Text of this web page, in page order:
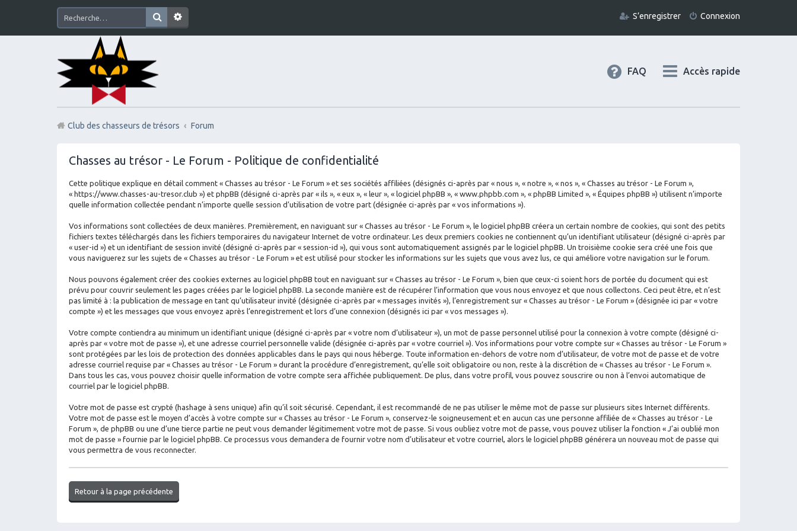
Connexion
S’enregistrer
Accès rapide
FAQ
Club des chasseurs de trésors Forum
Chasses au trésor - Le Forum - Politique de confidentialité
Cette politique explique en détail comment « Chasses au trésor - Le Forum » et ses sociétés affiliées (désignés ci-après par « nous », « notre », « nos », « Chasses au trésor - Le Forum »,
« https://www.chasses-au-tresor.club ») et phpBB (désigné ci-après par « ils », « eux », « leur », « logiciel phpBB », « www.phpbb.com », « phpBB Limited », « Équipes phpBB ») utilisent n’importe
quelle information collectée pendant n’importe quelle session d’utilisation de votre part (désignée ci-après par « vos informations »).
Vos informations sont collectées de deux manières. Premièrement, en naviguant sur « Chasses au trésor - Le Forum », le logiciel phpBB créera un certain nombre de cookies, qui sont des petits
fichiers textes téléchargés dans les fichiers temporaires du navigateur Internet de votre ordinateur. Les deux premiers cookies ne contiennent qu’un identifiant utilisateur (désigné ci-après par
« user-id ») et un identifiant de session invité (désigné ci-après par « session-id »), qui vous sont automatiquement assignés par le logiciel phpBB. Un troisième cookie sera créé une fois que
vous naviguerez sur les sujets de « Chasses au trésor - Le Forum » et est utilisé pour stocker les informations sur les sujets que vous avez lus, ce qui améliore votre navigation sur le forum.
Nous pouvons également créer des cookies externes au logiciel phpBB tout en naviguant sur « Chasses au trésor - Le Forum », bien que ceux-ci soient hors de portée du document qui est
prévu pour couvrir seulement les pages créées par le logiciel phpBB. La seconde manière est de récupérer l’information que vous nous envoyez et que nous collectons. Ceci peut être, et n’est
pas limité à : la publication de message en tant qu’utilisateur invité (désignée ci-après par « messages invités »), l’enregistrement sur « Chasses au trésor - Le Forum » (désignée ici par « votre
compte ») et les messages que vous envoyez après l’enregistrement et lors d’une connexion (désignés ici par « vos messages »).
Votre compte contiendra au minimum un identifiant unique (désigné ci-après par « votre nom d’utilisateur »), un mot de passe personnel utilisé pour la connexion à votre compte (désigné ci-
après par « votre mot de passe »), et une adresse courriel personnelle valide (désignée ci-après par « votre courriel »). Vos informations pour votre compte sur « Chasses au trésor - Le Forum »
sont protégées par les lois de protection des données applicables dans le pays qui nous héberge. Toute information en-dehors de votre nom d’utilisateur, de votre mot de passe et de votre
adresse courriel requise par « Chasses au trésor - Le Forum » durant la procédure d’enregistrement, qu’elle soit obligatoire ou non, reste à la discrétion de « Chasses au trésor - Le Forum ».
Dans tous les cas, vous pouvez choisir quelle information de votre compte sera affichée publiquement. De plus, dans votre profil, vous pouvez souscrire ou non à l’envoi automatique de
courriel par le logiciel phpBB.
Votre mot de passe est crypté (hashage à sens unique) afin qu’il soit sécurisé. Cependant, il est recommandé de ne pas utiliser le même mot de passe sur plusieurs sites Internet différents.
Votre mot de passe est le moyen d’accès à votre compte sur « Chasses au trésor - Le Forum », conservez-le soigneusement et en aucun cas une personne affiliée de « Chasses au trésor - Le
Forum », de phpBB ou une d’une tierce partie ne peut vous demander légitimement votre mot de passe. Si vous oubliez votre mot de passe, vous pouvez utiliser la fonction « J’ai oublié mon
mot de passe » fournie par le logiciel phpBB. Ce processus vous demandera de fournir votre nom d’utilisateur et votre courriel, alors le logiciel phpBB générera un nouveau mot de passe qui
vous permettra de vous reconnecter.
Retour à la page précédente